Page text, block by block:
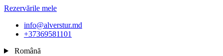
Rezervările mele
info@alverstur.md
+37369581101
Română